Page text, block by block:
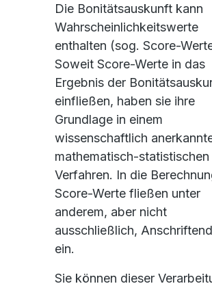
Die Bonitätsauskunft kann
Wahrscheinlichkeitswerte
enthalten (sog. Score-
Soweit Score-Werte in das
Ergebnis der
einfließen, haben sie ihre
Grundlage in einem
wissenschaftlich
mathematisch-statistischen
Verfahren. In die
Score-Werte fließen unter
anderem, aber nicht
ausschließlich,
ein.
Sie können dieser